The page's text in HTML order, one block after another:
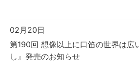
02月20日
第190回 想像以上に口笛の世界は広
し』発売のお知らせ